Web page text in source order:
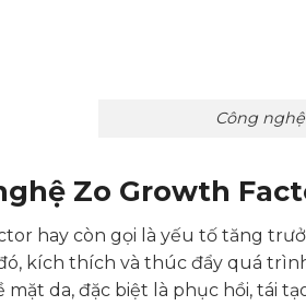
Công
Zo Growth
hay còn gọi là yếu tố tăng
kích thích và thúc đẩy quá
mặt da, đặc biệt là phục hồi, tái